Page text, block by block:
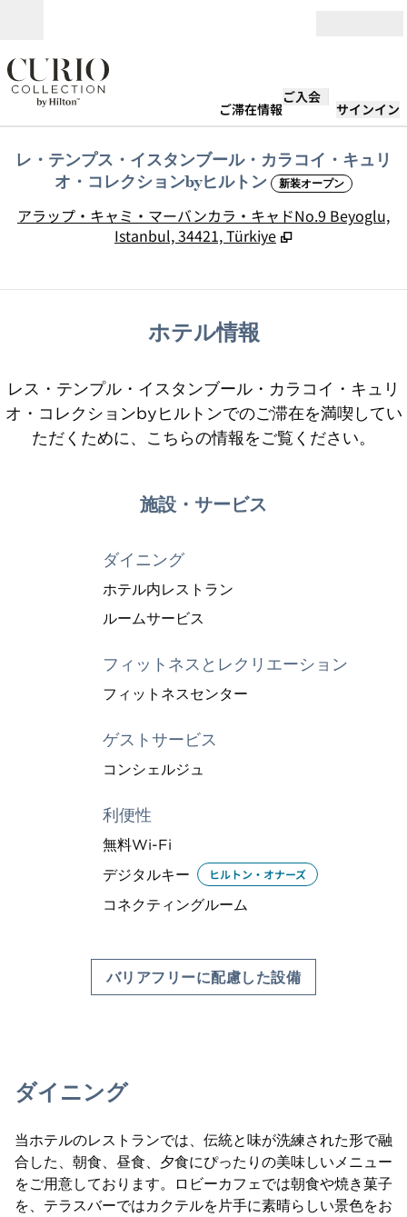
ご滞在情報
ご入会
サインイン
レ・テンプス・イスタンブール・カラコイ・キュリ
オ・コレクションbyヒルトン
新装オープン
アラップ・キャミ・マーバンカラ・キャドNo.9 Beyoglu,
Istanbul, 34421, Türkiye
ホテル情報
レス・テンプル・イスタンブール・カラコイ・キュリ
オ・コレクションbyヒルトンでのご滞在を満喫してい
ただくために、こちらの情報をご覧ください。
施設・サービス
ダイニング
ホテル内レストラン
ルームサービス
フィットネスとレクリエーション
フィットネスセンター
ゲストサービス
コンシェルジュ
利便性
無料Wi-Fi
デジタルキー
ヒルトン・オナーズ
コネクティングルーム
バリアフリーに配慮した設備
ダイニング
当ホテルのレストランでは、伝統と味が洗練された形で融
合した、朝食、昼食、夕食にぴったりの美味しいメニュー
をご用意しております。ロビーカフェでは朝食や焼き菓子
を、テラスバーではカクテルを片手に素晴らしい景色をお